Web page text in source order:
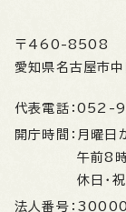
〒460-8508
愛知県名古屋市
代表電話： 052-
開庁時間： 月曜日
午前8
休日・
法人番号：